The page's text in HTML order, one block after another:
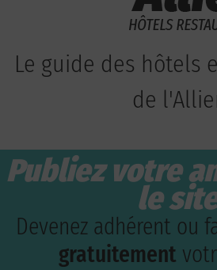
Le guide des hôtels
de
Publiez votre
le
Devenez adhérent ou
gratuitement